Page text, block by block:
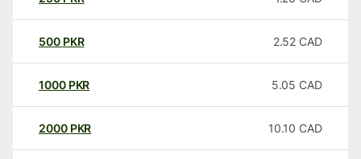
500 PKR 2.52 CAD
1000 PKR 5.05 CAD
2000 PKR 10.10 CAD